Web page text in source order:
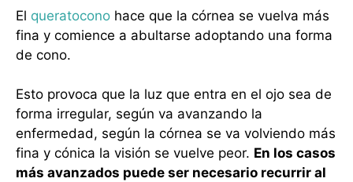
El queratocono hace que la córnea se vuelva más
fina y comience a abultarse adoptando una forma
de cono.
Esto provoca que la luz que entra en el ojo sea de
forma irregular, según va avanzando la
enfermedad, según la córnea se va volviendo más
fina y cónica la visión se vuelve peor. En los casos
más avanzados puede ser necesario recurrir al